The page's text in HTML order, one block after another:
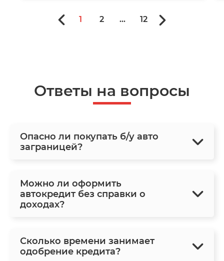
1 2 ... 12
Ответы на вопросы
Опасно ли покупать б/у авто
заграницей?
Можно ли оформить
автокредит без справки о
доходах?
Сколько времени занимает
одобрение кредита?